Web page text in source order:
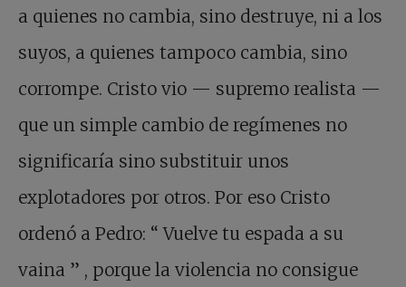
a quienes no cambia, sino destruye, ni a los
suyos, a quienes tampoco cambia, sino
corrompe. Cristo vio — supremo realista —
que un simple cambio de regímenes no
significaría sino substituir unos
explotadores por otros. Por eso Cristo
ordenó a Pedro: “Vuelve tu espada a su
vaina ” , porque la violencia no consigue